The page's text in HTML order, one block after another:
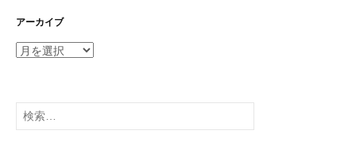
アーカイブ
ア
イ
ブ
検
索: